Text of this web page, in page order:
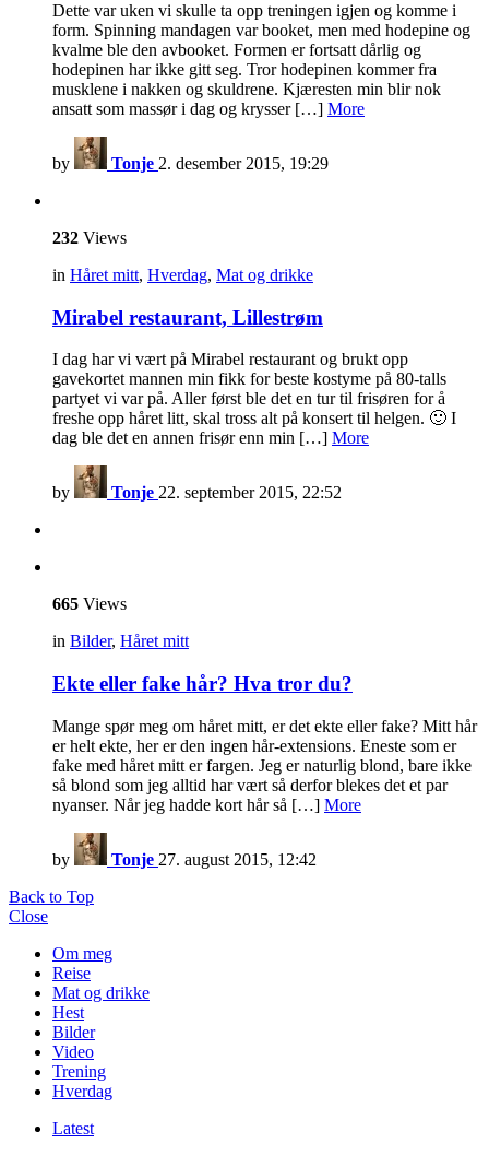
Dette var uken vi skulle ta opp treningen igjen og komme i
form. Spinning mandagen var booket, men med hodepine og
kvalme ble den avbooket. Formen er fortsatt dårlig og
hodepinen har ikke gitt seg. Tror hodepinen kommer fra
musklene i nakken og skuldrene. Kjæresten min blir nok
ansatt som massør i dag og krysser […] More
by Tonje 2. desember 2015, 19:29
232 Views
in Håret mitt, Hverdag, Mat og drikke
Mirabel restaurant, Lillestrøm
I dag har vi vært på Mirabel restaurant og brukt opp
gavekortet mannen min fikk for beste kostyme på 80-talls
partyet vi var på. Aller først ble det en tur til frisøren for å
freshe opp håret litt, skal tross alt på konsert til helgen. 🙂 I
dag ble det en annen frisør enn min […] More
by Tonje 22. september 2015, 22:52
665 Views
in Bilder, Håret mitt
Ekte eller fake hår? Hva tror du?
Mange spør meg om håret mitt, er det ekte eller fake? Mitt hår
er helt ekte, her er den ingen hår-extensions. Eneste som er
fake med håret mitt er fargen. Jeg er naturlig blond, bare ikke
så blond som jeg alltid har vært så derfor blekes det et par
nyanser. Når jeg hadde kort hår så […] More
by Tonje 27. august 2015, 12:42
Back to Top
Close
Om meg
Reise
Mat og drikke
Hest
Bilder
Video
Trening
Hverdag
Latest